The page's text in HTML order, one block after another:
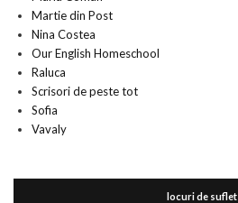
Martie din Post
Nina Costea
Our English Homeschool
Raluca
Scrisori de peste tot
Sofia
Vavaly
locuri de suflet